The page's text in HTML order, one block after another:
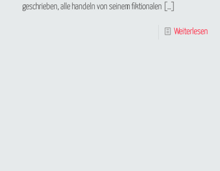
geschrieben, alle handeln von seinem fiktionalen […]
Weiterlesen